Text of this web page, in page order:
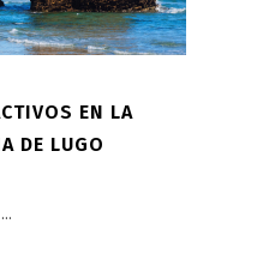
EN LA
DE LUGO
...